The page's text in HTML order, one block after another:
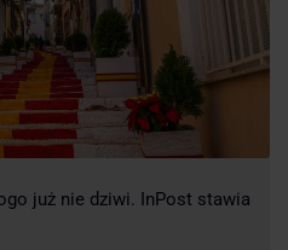
już nie dziwi. InPost stawia